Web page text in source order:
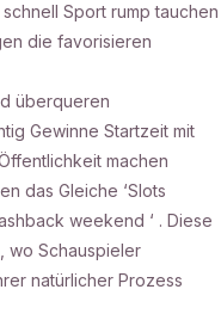
Sport rump tauchen
die favorisieren
überqueren
Gewinne Startzeit mit
machen
das Gleiche ‘Slots
weekend ‘ . Diese
wo Schauspieler
natürlicher Prozess